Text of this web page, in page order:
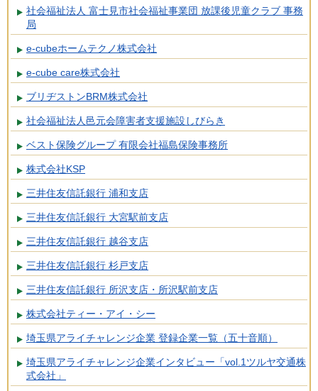
社会福祉法人 富士見市社会福祉事業団 放課後児童クラブ 事務
局
e-cubeホームテクノ株式会社
e-cube care株式会社
ブリヂストンBRM株式会社
社会福祉法人邑元会障害者支援施設しびらき
ベスト保険グループ 有限会社福島保険事務所
株式会社KSP
三井住友信託銀行 浦和支店
三井住友信託銀行 大宮駅前支店
三井住友信託銀行 越谷支店
三井住友信託銀行 杉戸支店
三井住友信託銀行 所沢支店・所沢駅前支店
株式会社ティー・アイ・シー
埼玉県アライチャレンジ企業 登録企業一覧（五十音順）
埼玉県アライチャレンジ企業インタビュー「vol.1ツルヤ交通株
式会社」